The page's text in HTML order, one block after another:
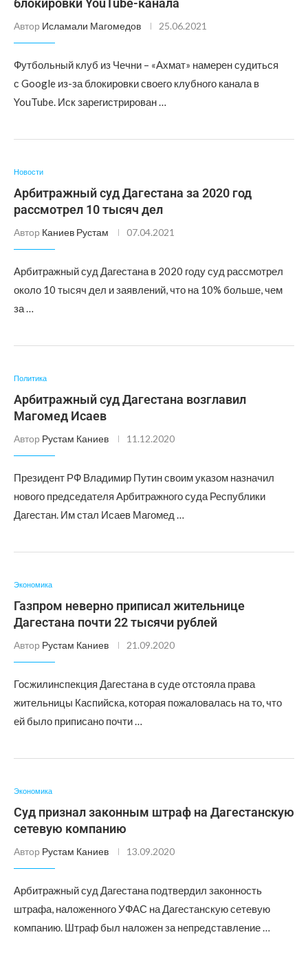
блокировки YouTube-канала
Автор Исламали Магомедов 25.06.2021
Футбольный клуб из Чечни – «Ахмат» намерен судиться
с Google из-за блокировки своего клубного канала в
YouTube. Иск зарегистрирован …
Новости
Арбитражный суд Дагестана за 2020 год
рассмотрел 10 тысяч дел
Автор Каниев Рустам 07.04.2021
Арбитражный суд Дагестана в 2020 году суд рассмотрел
около 10 тысяч дел и заявлений, что на 10% больше, чем
за …
Политика
Арбитражный суд Дагестана возглавил
Магомед Исаев
Автор Рустам Каниев 11.12.2020
Президент РФ Владимир Путин своим указом назначил
нового председателя Арбитражного суда Республики
Дагестан. Им стал Исаев Магомед …
Экономика
Газпром неверно приписал жительнице
Дагестана почти 22 тысячи рублей
Автор Рустам Каниев 21.09.2020
Госжилинспекция Дагестана в суде отстояла права
жительницы Каспийска, которая пожаловалась на то, что
ей было приписано почти …
Экономика
Суд признал законным штраф на Дагестанскую
сетевую компанию
Автор Рустам Каниев 13.09.2020
Арбитражный суд Дагестана подтвердил законность
штрафа, наложенного УФАС на Дагестанскую сетевую
компанию. Штраф был наложен за непредставление …